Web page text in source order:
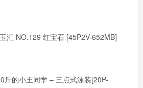
汇 NO.129 红宝石 [45P2V-652MB]
斤的小王同学 – 三点式泳装[20P-